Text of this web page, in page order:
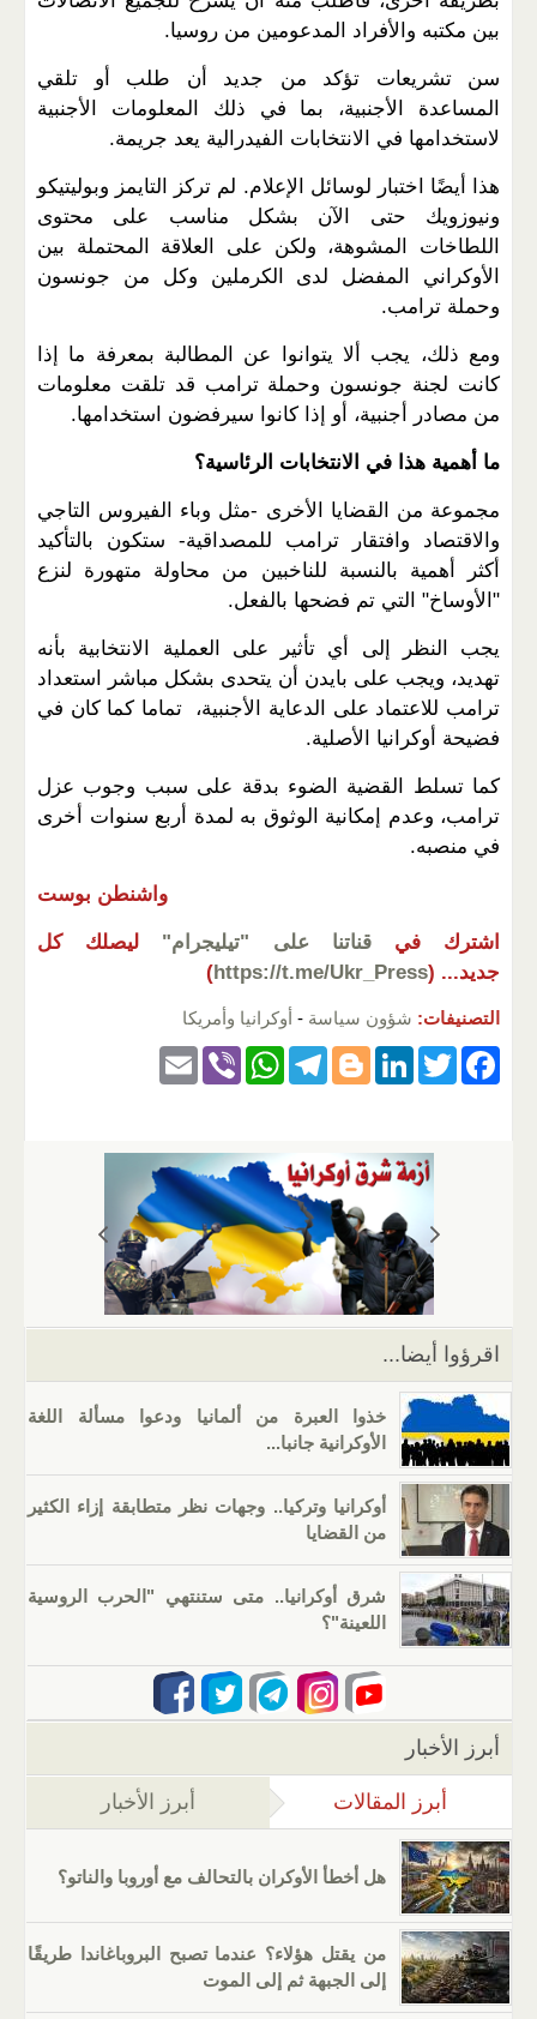
بين مكتبه والأفراد المدعومين من روسيا.
سن تشريعات تؤكد من جديد أن طلب أو تلقي
المساعدة الأجنبية، بما في ذلك المعلومات الأجنبية
لاستخدامها في الانتخابات الفيدرالية يعد جريمة.
هذا أيضًا اختبار لوسائل الإعلام. لم تركز التايمز وبوليتيكو
ونيوزويك حتى الآن بشكل مناسب على محتوى
اللطاخات المشوهة، ولكن على العلاقة المحتملة بين
الأوكراني المفضل لدى الكرملين وكل من جونسون
وحملة ترامب.
ومع ذلك، يجب ألا يتوانوا عن المطالبة بمعرفة ما إذا
كانت لجنة جونسون وحملة ترامب قد تلقت معلومات
من مصادر أجنبية، أو إذا كانوا سيرفضون استخدامها.
ما أهمية هذا في الانتخابات الرئاسية؟
مجموعة من القضايا الأخرى -مثل وباء الفيروس التاجي
والاقتصاد وافتقار ترامب للمصداقية- ستكون بالتأكيد
أكثر أهمية بالنسبة للناخبين من محاولة متهورة لنزع
"الأوساخ" التي تم فضحها بالفعل.
يجب النظر إلى أي تأثير على العملية الانتخابية بأنه
تهديد، ويجب على بايدن أن يتحدى بشكل مباشر استعداد
ترامب للاعتماد على الدعاية الأجنبية، تماما كما كان في
فضيحة أوكرانيا الأصلية.
كما تسلط القضية الضوء بدقة على سبب وجوب عزل
ترامب، وعدم إمكانية الوثوق به لمدة أربع سنوات أخرى
في منصبه.
واشنطن بوست
اشترك في قناتنا على "تيليجرام"
ليصلك كل
جديد... (
https://t.me/Ukr_Press
)
التصنيفات: شؤون سياسة - أوكرانيا وأمريكا
F
k
T
er
Li
e
dI
n
Bl
g
er
T
gr
a
m
W
s
A
p
p
Vi
اقرؤوا أيضا...
خذوا العبرة من ألمانيا ودعوا مسألة اللغة
الأوكرانية جانبا...
أوكرانيا وتركيا.. وجهات نظر متطابقة إزاء الكثير
من القضايا
شرق أوكرانيا.. متى ستنتهي "الحرب الروسية
اللعينة"؟
أبرز الأخبار
أبرز المقالات (علامة التبويب النشطة)
أبرز الأخبار
هل أخطأ الأوكران بالتحالف مع أوروبا والناتو؟
من يقتل هؤلاء؟ عندما تصبح البروباغاندا طريقًا
إلى الجبهة ثم إلى الموت